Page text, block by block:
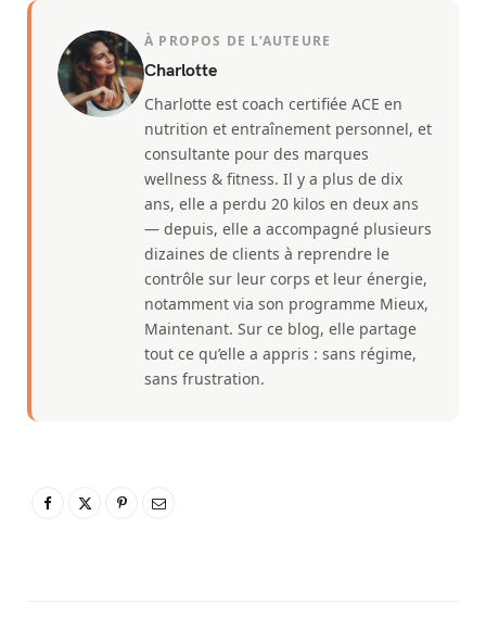
À PROPOS DE L’AUTEURE
Charlotte
Charlotte est coach certifiée ACE en
nutrition et entraînement personnel, et
consultante pour des marques
wellness & fitness. Il y a plus de dix
ans, elle a perdu 20 kilos en deux ans
— depuis, elle a accompagné plusieurs
dizaines de clients à reprendre le
contrôle sur leur corps et leur énergie,
notamment via son programme Mieux,
Maintenant. Sur ce blog, elle partage
tout ce qu’elle a appris : sans régime,
sans frustration.